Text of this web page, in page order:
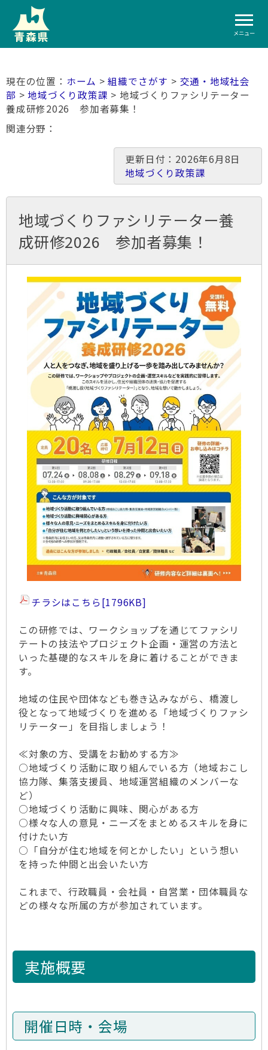
メニュー
ホーム >組織でさがす > 交通・地域社会
部 >地域づくり政策課 > 地域づくりファシリテーター
養成研修2026 参加者募集！
関連分野
更新日付：2026年6月8日
地域づくり政策課
地域づくりファシリテーター養
成研修2026 参加者募集！
チラシはこちら[1796KB]
この研修では、ワークショップを通じてファシリ
テートの技法やプロジェクト企画・運営の方法と
いった基礎的なスキルを身に着けることができま
す。
地域の住民や団体なども巻き込みながら、橋渡し
役となって地域づくりを進める「地域づくりファシ
リテーター」を目指しましょう！
≪対象の方、受講をお勧めする方≫
○地域づくり活動に取り組んでいる方（地域おこし
協力隊、集落支援員、地域運営組織のメンバーな
ど）
○地域づくり活動に興味、関心がある方
○様々な人の意見・ニーズをまとめるスキルを身に
付けたい方
○「自分が住む地域を何とかしたい」という想い
を持った仲間と出会いたい方
これまで、行政職員・会社員・自営業・団体職員な
どの様々な所属の方が参加されています。
実施概要
開催日時・会場